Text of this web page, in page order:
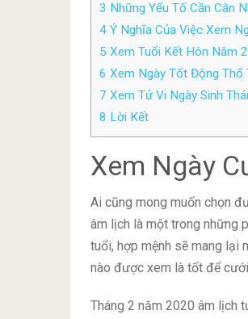
3 Những Yếu Tố Cần Cân
4 Ý Nghĩa Của Việc Xem
5 Xem Tuổi Kết Hôn Năm
6 Xem Ngày Tốt Động Thổ
7 Xem Tử Vi Ngày Sinh
8 Lời Kết
Xem Ngày
Ai cũng mong muốn chọn
âm lịch là một trong những
tuổi, hợp mệnh sẽ mang lại
nào được xem là tốt để
Tháng 2 năm 2020 âm lịch